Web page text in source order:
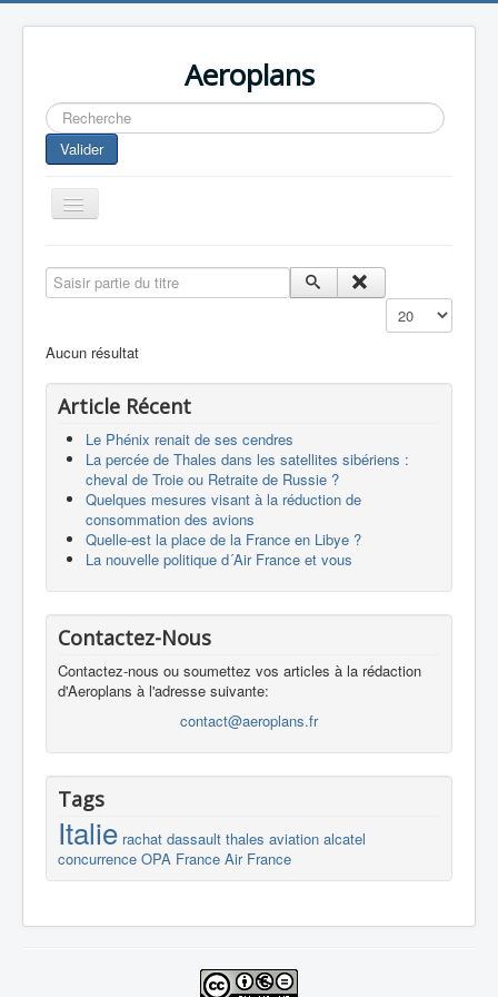
Aeroplans
Rechercher
Valider
Toggle
Navigation
Aviation Commerciale
Europespace
Drones
Saisir partie du titre
Affichage #
Aucun résultat
Article Récent
Le Phénix renait de ses cendres
La percée de Thales dans les satellites sibériens :
cheval de Troie ou Retraite de Russie ?
Quelques mesures visant à la réduction de
consommation des avions
Quelle-est la place de la France en Libye ?
La nouvelle politique d´Air France et vous
Contactez-Nous
Contactez-nous ou soumettez vos articles à la rédaction
d'Aeroplans à l'adresse suivante:
contact@aeroplans.fr
Tags
Italie rachat dassault thales aviation alcatel
concurrence OPA France Air France